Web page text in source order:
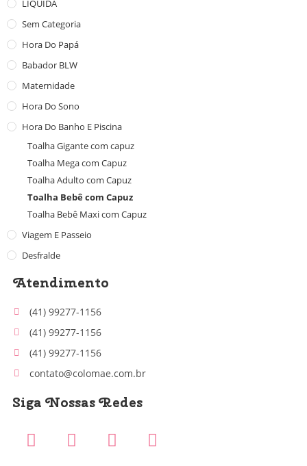
LIQUIDA
Sem Categoria
Hora Do Papá
Babador BLW
Maternidade
Hora Do Sono
Hora Do Banho E Piscina
Toalha Gigante com capuz
Toalha Mega com Capuz
Toalha Adulto com Capuz
Toalha Bebê com Capuz
Toalha Bebê Maxi com Capuz
Viagem E Passeio
Desfralde
Atendimento
(41) 99277-1156
(41) 99277-1156
(41) 99277-1156
contato@colomae.com.br
Siga Nossas Redes